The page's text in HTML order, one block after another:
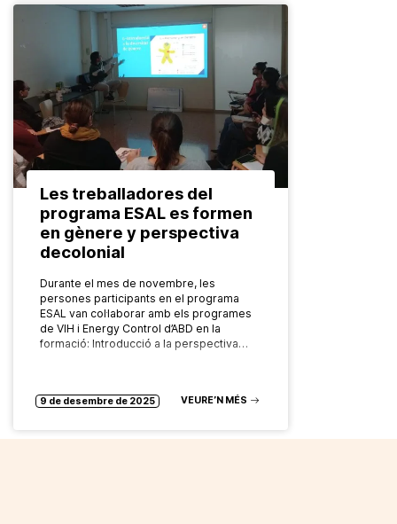
Les treballadores del
programa ESAL es formen
en gènere y perspectiva
decolonial
Durante el mes de novembre, les
persones participants en el programa
ESAL van col·laborar amb els programes
de VIH i Energy Control d’ABD en la
formació: Introducció a la perspectiva…
9 de desembre de 2025 VEURE’N MÉS